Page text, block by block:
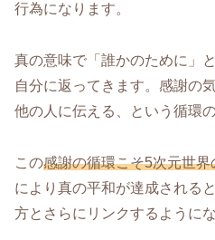
行為になります。
真の意味で「誰かのために」
自分に返ってきます。感謝の
他の人に伝える、という循環
この感謝の循環こそ5次元世界
により真の平和が達成される
方とさらにリンクするようにな